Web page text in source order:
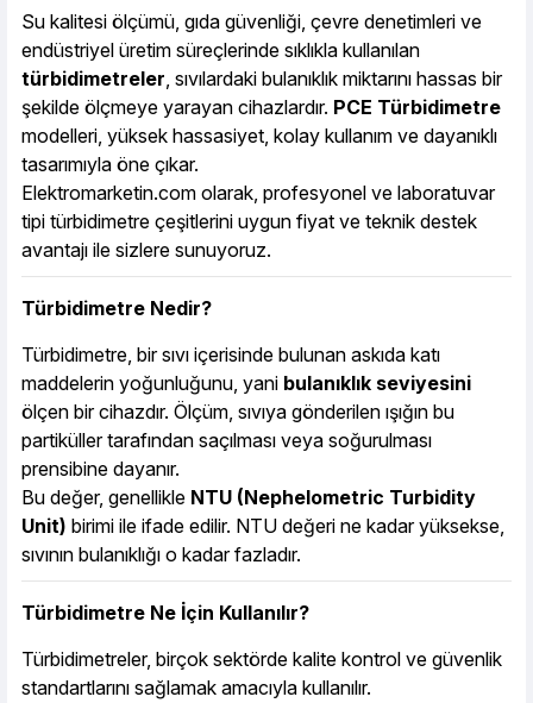
Su kalitesi ölçümü, gıda güvenliği, çevre denetimleri ve
endüstriyel üretim süreçlerinde sıklıkla kullanılan
türbidimetreler, sıvılardaki bulanıklık miktarını hassas bir
şekilde ölçmeye yarayan cihazlardır. PCE Türbidimetre
modelleri, yüksek hassasiyet, kolay kullanım ve dayanıklı
tasarımıyla öne çıkar.
Elektromarketin.com olarak, profesyonel ve laboratuvar
tipi türbidimetre çeşitlerini uygun fiyat ve teknik destek
avantajı ile sizlere sunuyoruz.
Türbidimetre Nedir?
Türbidimetre, bir sıvı içerisinde bulunan askıda katı
maddelerin yoğunluğunu, yani bulanıklık seviyesini
ölçen bir cihazdır. Ölçüm, sıvıya gönderilen ışığın bu
partiküller tarafından saçılması veya soğurulması
prensibine dayanır.
Bu değer, genellikle NTU (Nephelometric Turbidity
Unit) birimi ile ifade edilir. NTU değeri ne kadar yüksekse,
sıvının bulanıklığı o kadar fazladır.
Türbidimetre Ne İçin Kullanılır?
Türbidimetreler, birçok sektörde kalite kontrol ve güvenlik
standartlarını sağlamak amacıyla kullanılır.